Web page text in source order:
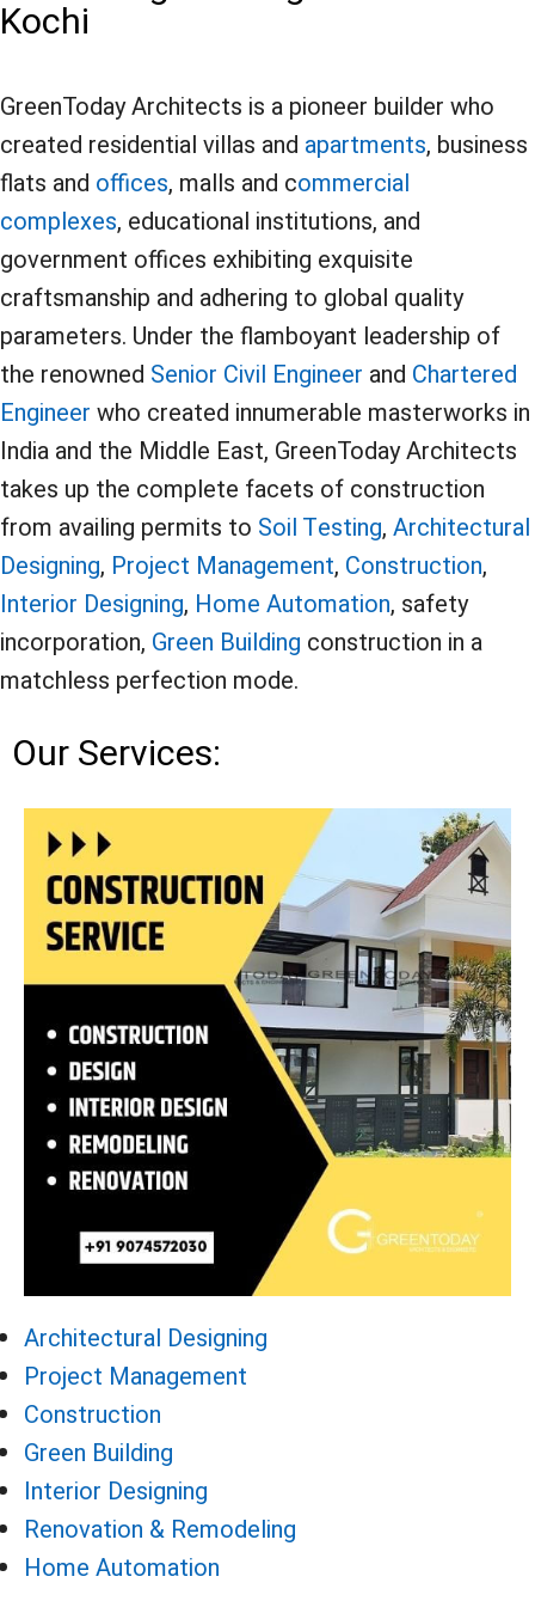
Kochi
GreenToday Architects is a pioneer builder who
created residential villas and apartments, business
flats and offices, malls and commercial
complexes, educational institutions, and
government offices exhibiting exquisite
craftsmanship and adhering to global quality
parameters. Under the flamboyant leadership of
the renowned Senior Civil Engineer and Chartered
Engineer who created innumerable masterworks in
India and the Middle East, GreenToday Architects
takes up the complete facets of construction
from availing permits to Soil Testing, Architectural
Designing, Project Management, Construction,
Interior Designing, Home Automation, safety
incorporation, Green Building construction in a
matchless perfection mode.
Our Services:
Architectural Designing
Project Management
Construction
Green Building
Interior Designing
Renovation & Remodeling
Home Automation